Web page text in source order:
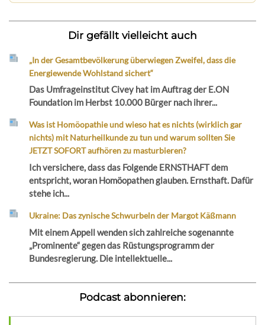
Dir gefällt vielleicht auch
„In der Gesamtbevölkerung überwiegen Zweifel, dass die
Energiewende Wohlstand sichert“
Das Umfrageinstitut Civey hat im Auftrag der E.ON
Foundation im Herbst 10.000 Bürger nach ihrer...
Was ist Homöopathie und wieso hat es nichts (wirklich gar
nichts) mit Naturheilkunde zu tun und warum sollten Sie
JETZT SOFORT aufhören zu masturbieren?
Ich versichere, dass das Folgende ERNSTHAFT dem
entspricht, woran Homöopathen glauben. Ernsthaft. Dafür
stehe ich...
Ukraine: Das zynische Schwurbeln der Margot Käßmann
Mit einem Appell wenden sich zahlreiche sogenannte
„Prominente“ gegen das Rüstungsprogramm der
Bundesregierung. Die intellektuelle...
Podcast abonnieren: